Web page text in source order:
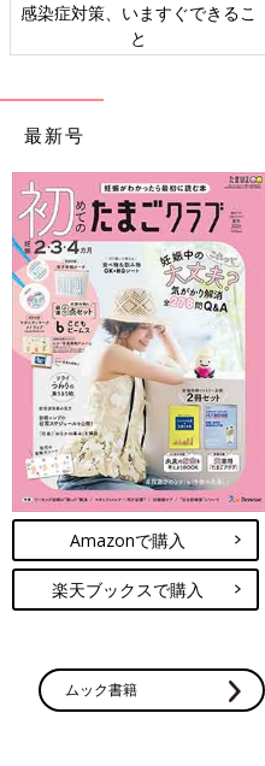
日本外来小児科学会リーフレッ
ト検討会
最新号
Amazonで購入
楽天ブックスで購入
ムック書籍